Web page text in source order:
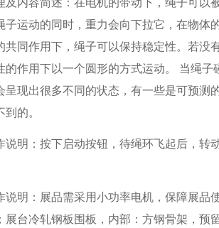
及内容简述：在电机的带动下，绳子可以
子运动的同时，重力会向下拉它，在物体
共同作用下，绳子可以保持稳定性。若没
的作用下以一个圆形的方式运动。 当绳子
呈现出很多不同的状态，有一些是可预测
到的。
说明：按下启动按钮，待绳环飞起后，转
说明：展品需采用小功率电机，保障展品
展台冷轧钢板围板，内部：方钢骨架，预